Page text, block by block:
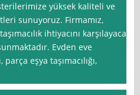
yüksek kaliteli ve
sunuyoruz. Firmamız,
ihtiyacını karşılayacak
Evden eve
parça eşya taşımacılığı,